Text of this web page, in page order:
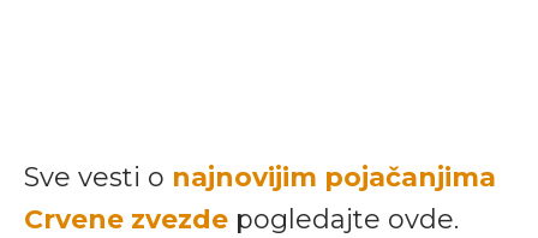
Sve vesti o najnovijim pojačanjima
Crvene zvezde pogledajte ovde.